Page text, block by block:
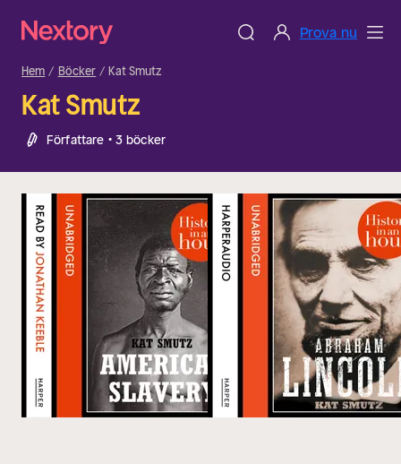
Prova nu
Hem Böcker Kat Smutz
Kat Smutz
Författare • 3 böcker